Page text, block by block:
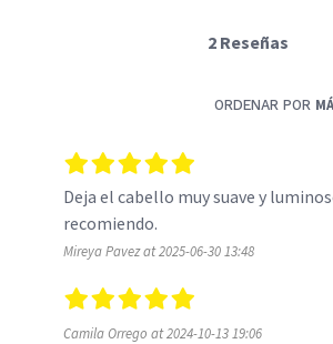
2 Reseñas
ORDENAR POR
Deja el cabello muy suave y
recomiendo.
Mireya Pavez at 2025-06-30 13:48
Camila Orrego at 2024-10-13 19:06